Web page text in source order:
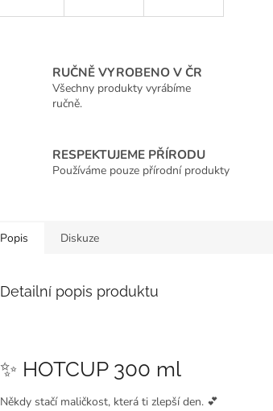
RUČNĚ VYROBENO V ČR
Všechny produkty vyrábíme
ručně.
RESPEKTUJEME PŘÍRODU
Používáme pouze přírodní produkty
Popis Diskuze
Detailní popis produktu
P
e
✨ HOTCUP 300 ml
Někdy stačí maličkost, která ti zlepší den. 💕